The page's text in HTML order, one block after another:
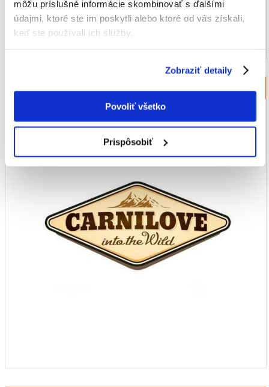
môžu príslušné informácie skombinovať s ďalšími
údajmi, ktoré ste im poskytli alebo ktoré od vás získali,
keď ste používali ich služby.
Zobraziť detaily
Povoliť všetko
Prispôsobiť